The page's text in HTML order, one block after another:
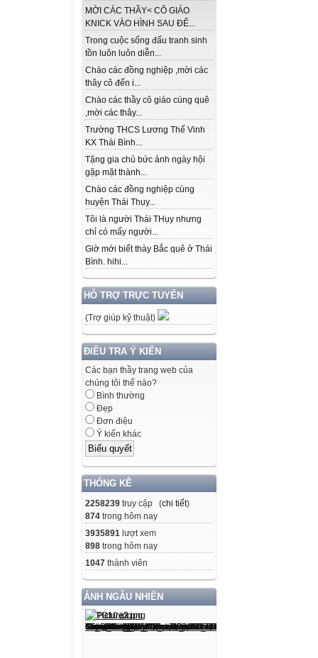
MỜI CÁC THẦY< CÔ GIÁO
KNICK VÀO HÌNH SAU ĐỂ...
Trong cuộc sống đấu tranh sinh
tồn luôn luôn diễn...
Chào các đồng nghiệp ,mời các
thây cô đến i...
Chào các thầy cô giáo cùng quê
,mời các thây...
Trường THCS Lương Thế Vinh
KX Thái Bình...
Tặng gia chủ bức ảnh ngày hội
gặp mặt thành...
Chào các đồng nghiệp cùng
huyện Thái Thụy...
Tôi là người Thái THụy nhưng
chỉ có mấy người...
Giờ mới biết thày Bắc quê ở Thái
Bình. hihi...
HỖ TRỢ TRỰC TUYẾN
(Trợ giúp kỹ thuật)
ĐIỀU TRA Ý KIẾN
Các bạn thầy trang web của
chúng tôi thế nào?
Bình thường
Đẹp
Đơn điệu
Ý kiến khác
THỐNG KÊ
2258239 truy cập (chi tiết)
874 trong hôm nay
3935891 lượt xem
898 trong hôm nay
1047 thành viên
ẢNH NGẪU NHIÊN